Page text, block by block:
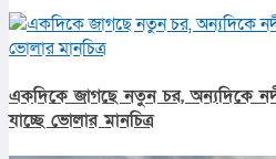
একদিকে জাগছে নতুন চর, অন্যদিকে
যাচ্ছে ভোলার মানচিত্র